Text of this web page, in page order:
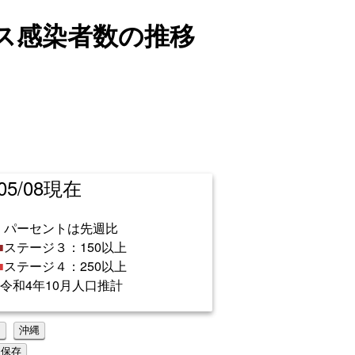
感染者数の推移
08現在
パーセントは先週比
ステージ３：150以上
ステージ４：250以上
令和4年10月人口推計
沖縄
保存